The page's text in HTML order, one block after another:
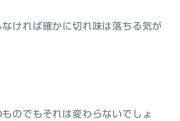
なければ確かに切れ味は落ちる気が
のでもそれは変わらないでしょ